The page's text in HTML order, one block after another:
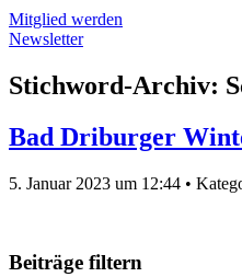
Mitglied werden
Newsletter
Stichword-Archiv:
Bad Driburger
5. Januar 2023 um 12:44 •
Beiträge filtern